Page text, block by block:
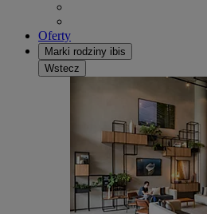
Oferty
Marki rodziny ibis
Wstecz